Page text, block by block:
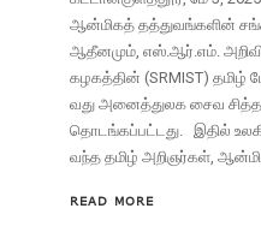
ஆன்மிகத் தத்துவங்களின்
ஆதீனமும், எஸ்.ஆர்.எம்.
கழகத்தின் (SRMIST) தமிழ்
வது அனைத்துலக சைவ
தொடங்கப்பட்டது. இதில்
வந்த தமிழ் அறிஞர்கள்,
READ MORE